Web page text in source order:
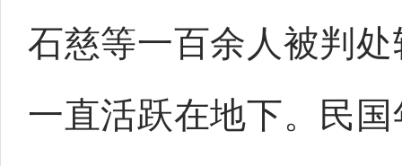
石慈等一百余人被判
一直活跃在地下。民